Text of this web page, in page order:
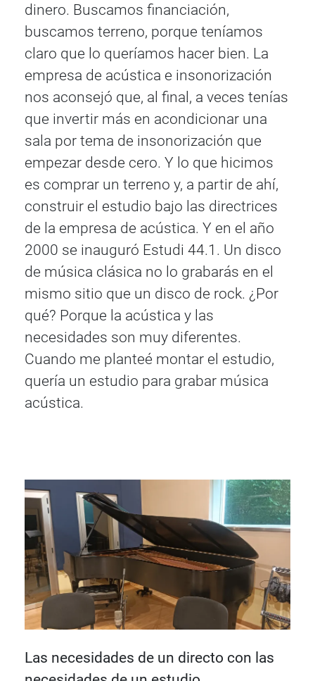
dinero. Buscamos financiación,
buscamos terreno, porque teníamos
claro que lo queríamos hacer bien. La
empresa de acústica e insonorización
nos aconsejó que, al final, a veces tenías
que invertir más en acondicionar una
sala por tema de insonorización que
empezar desde cero. Y lo que hicimos
es comprar un terreno y, a partir de ahí,
construir el estudio bajo las directrices
de la empresa de acústica. Y en el año
2000 se inauguró Estudi 44.1. Un disco
de música clásica no lo grabarás en el
mismo sitio que un disco de rock. ¿Por
qué? Porque la acústica y las
necesidades son muy diferentes.
Cuando me planteé montar el estudio,
quería un estudio para grabar música
acústica.
Las necesidades de un directo con las